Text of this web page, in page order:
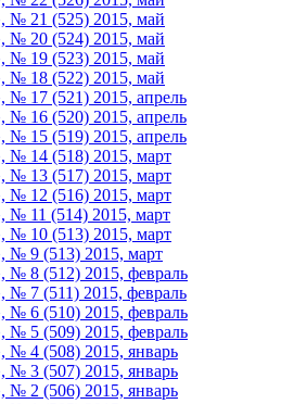
№ 21 (525) 2015, май
№ 20 (524) 2015, май
№ 19 (523) 2015, май
№ 18 (522) 2015, май
№ 17 (521) 2015, апрель
№ 16 (520) 2015, апрель
№ 15 (519) 2015, апрель
№ 14 (518) 2015, март
№ 13 (517) 2015, март
№ 12 (516) 2015, март
№ 11 (514) 2015, март
№ 10 (513) 2015, март
№ 9 (513) 2015, март
№ 8 (512) 2015, февраль
№ 7 (511) 2015, февраль
№ 6 (510) 2015, февраль
№ 5 (509) 2015, февраль
№ 4 (508) 2015, январь
№ 3 (507) 2015, январь
№ 2 (506) 2015, январь